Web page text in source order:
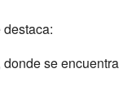
se encuentra